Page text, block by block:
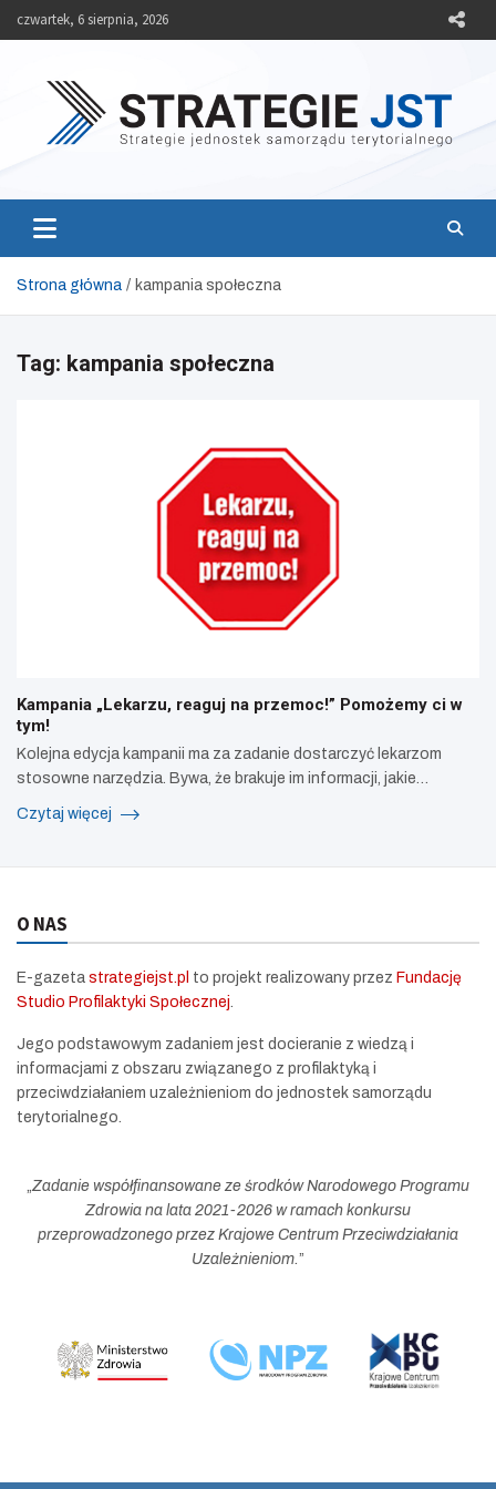
czwartek, 6 sierpnia, 2026
Strategie JST
Strona główna kampania społeczna
Tag: kampania społeczna
Kampania „Lekarzu, reaguj na przemoc!” Pomożemy ci w
tym!
Kolejna edycja kampanii ma za zadanie dostarczyć lekarzom
stosowne narzędzia. Bywa, że brakuje im informacji, jakie…
Czytaj więcej
O NAS
E-gazeta strategiejst.pl to projekt realizowany przez Fundację
Studio Profilaktyki Społecznej
Jego podstawowym zadaniem jest docieranie z wiedzą i
informacjami z obszaru związanego z profilaktyką i
przeciwdziałaniem uzależnieniom do jednostek samorządu
terytorialnego.
Zadanie współfinansowane ze środków Narodowego Programu
Zdrowia na lata 2021-2026 w ramach konkursu
przeprowadzonego przez Krajowe Centrum Przeciwdziałania
Uzależnieniom. ”